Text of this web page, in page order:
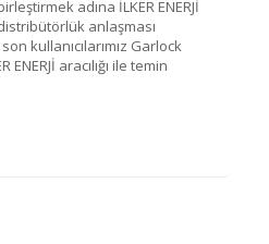
adına İLKER ENERJİ
anlaşması
kullanıcılarımız Garlock
aracılığı ile temin